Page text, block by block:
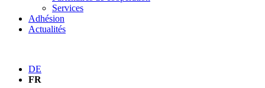
Services
Adhésion
Actualités
DE
FR